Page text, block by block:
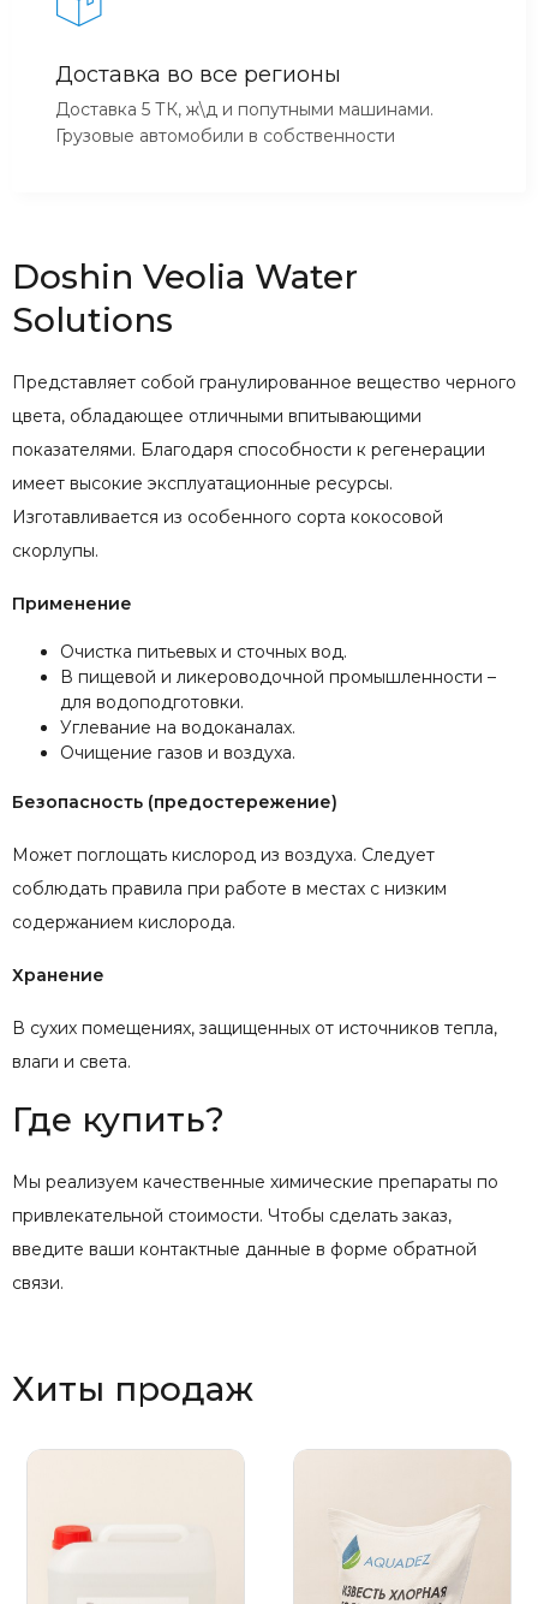
Доставка во все регионы
Доставка 5 ТК, ж\д и попутными машинами.
Грузовые автомобили в собственности
Doshin Veolia Water
Solutions
Представляет собой гранулированное вещество черного
цвета, обладающее отличными впитывающими
показателями. Благодаря способности к регенерации
имеет высокие эксплуатационные ресурсы.
Изготавливается из особенного сорта кокосовой
скорлупы.
Применение
Очистка питьевых и сточных вод.
В пищевой и ликероводочной промышленности –
для водоподготовки.
Углевание на водоканалах.
Очищение газов и воздуха.
Безопасность (предостережение)
Может поглощать кислород из воздуха. Следует
соблюдать правила при работе в местах с низким
содержанием кислорода.
Хранение
В сухих помещениях, защищенных от источников тепла,
влаги и света.
Где купить?
Мы реализуем качественные химические препараты по
привлекательной стоимости. Чтобы сделать заказ,
введите ваши контактные данные в форме обратной
связи.
Хиты продаж